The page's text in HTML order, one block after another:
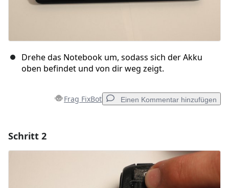
Drehe das Notebook um, sodass sich der Akku
oben befindet und von dir weg zeigt.
Frag FixBot Einen Kommentar hinzufügen
Schritt 2